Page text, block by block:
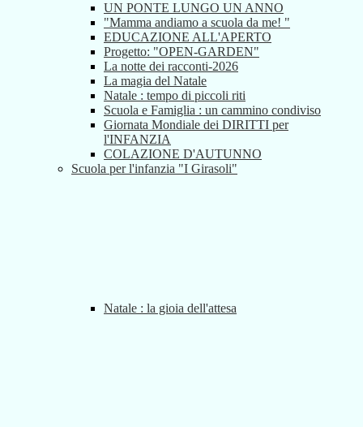
UN PONTE LUNGO UN ANNO
"Mamma andiamo a scuola da me! "
EDUCAZIONE ALL'APERTO
Progetto: "OPEN-GARDEN"
La notte dei racconti-2026
La magia del Natale
Natale : tempo di piccoli riti
Scuola e Famiglia : un cammino condiviso
Giornata Mondiale dei DIRITTI per
l'INFANZIA
COLAZIONE D'AUTUNNO
Scuola per l'infanzia "I Girasoli"
Natale : la gioia dell'attesa